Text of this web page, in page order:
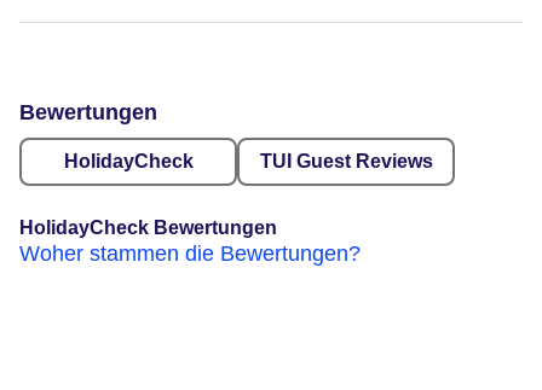
Bewertungen
HolidayCheck TUI Guest Reviews
HolidayCheck Bewertungen
Woher stammen die Bewertungen?